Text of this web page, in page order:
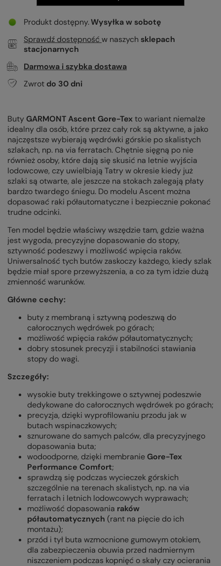
Produkt dostępny Wysyłkaw sobotę
Sprawdź dostępność w naszych sklepach
stacjonarnych
Darmowa i szybka dostawa
Zwrot do 30 dni
ButyGARMONT Ascent Gore-Texto wariant niemalże
idealny dla osób, które przez cały rok są aktywne, a jako
najczęstsze wybierają wędrówki górskie po skalistych
szlakach, np. na via ferratach. Chętnie sięgną po nie
również osoby, które dają się skusić na letnie wyjścia
lodowcowe, czy uwielbiają Tatry w okresie kiedy już
szlaki są otwarte, ale jeszcze na stokach zalegają płaty
bardzo twardego śniegu. Do modelu Ascent można
dopasować raki półautomatyczne i bezpiecznie pokonać
trudne odcinki.
Ten model będzie właściwy wszędzie tam, gdzie ważna
jest wygoda, precyzyjne dopasowanie do stopy,
sztywność podeszwy i możliwość wpięcia raków.
Uniwersalność tych butów zaskoczy każdego, kiedy szlak
będzie miał spore przewyższenia, a co za tym idzie dużą
zmienność warunków.
Główne cechy:
buty z membraną i sztywną podeszwą do
całorocznych wędrówek po górach;
możliwość wpięcia raków półautomatycznych;
dobry stosunek precyzji i stabilności stawiania
stopy do wagi.
Szczegóły:
wysokie buty trekkingowe o sztywnej podeszwie
dedykowane do całorocznych wędrówek po górach;
precyzja, dzięki wyprofilowaniu przodu jak w
butach wspinaczkowych;
sznurowane do samych palców, dla precyzyjnego
dopasowania buta;
wodoodporne, dzięki membranieGore-Tex
Performance Comfort;
sprawdzą się podczas wycieczek górskich
szczególnie na terenach skalistych, np. na via
ferratach i letnich lodowcowych wyprawach;
możliwość dopasowania raków
półautomatycznych (rant na pięcie do ich
montażu);
przód i tył buta wzmocnione gumowym otokiem,
dla zabezpieczenia obuwia przed nadmiernym
niszczeniem podczas kopnięć o skały czy ocierania